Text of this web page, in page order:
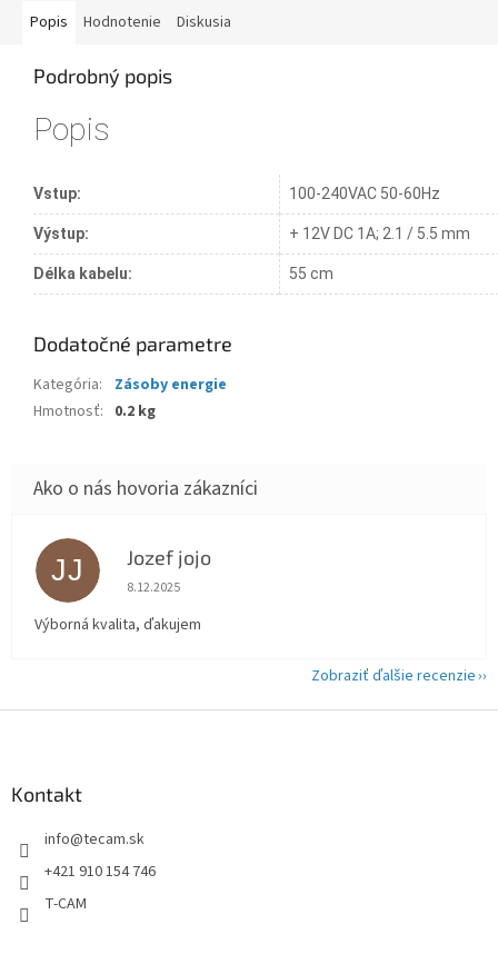
Popis Hodnotenie Diskusia
Podrobný popis
Popis
Vstup: 100-240VAC 50-60Hz
Výstup: + 12V DC 1A; 2.1 / 5.5 mm
Délka kabelu: 55 cm
Dodatočné parametre
Kategória:
Zásoby energie
Hmotnosť: 0.2 kg
JJ Jozef jojo
Hodnotenie obchodu je 5 z 5 hviezdičiek.
8.12.2025
Výborná kvalita, ďakujem
Zobraziť ďalšie recenzie
Kontakt
info@tecam.sk
+421 910 154 746
T-CAM